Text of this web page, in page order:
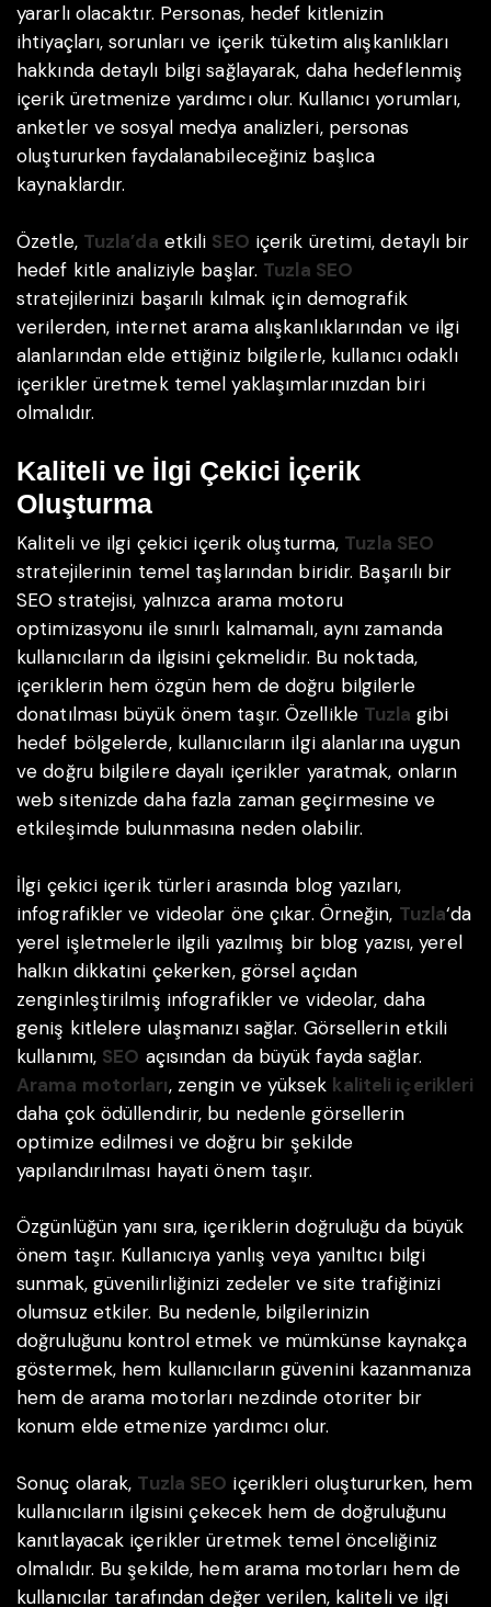
yararlı olacaktır. Personas, hedef kitlenizin
ihtiyaçları, sorunları ve içerik tüketim alışkanlıkları
hakkında detaylı bilgi sağlayarak, daha hedeflenmiş
içerik üretmenize yardımcı olur. Kullanıcı yorumları,
anketler ve sosyal medya analizleri, personas
oluştururken faydalanabileceğiniz başlıca
kaynaklardır.
Özetle, Tuzla’da etkili SEO içerik üretimi, detaylı bir
hedef kitle analiziyle başlar. Tuzla SEO
stratejilerinizi başarılı kılmak için demografik
verilerden, internet arama alışkanlıklarından ve ilgi
alanlarından elde ettiğiniz bilgilerle, kullanıcı odaklı
içerikler üretmek temel yaklaşımlarınızdan biri
olmalıdır.
Kaliteli ve İlgi Çekici İçerik
Oluşturma
Kaliteli ve ilgi çekici içerik oluşturma, Tuzla SEO
stratejilerinin temel taşlarından biridir. Başarılı bir
SEO stratejisi, yalnızca arama motoru
optimizasyonu ile sınırlı kalmamalı, aynı zamanda
kullanıcıların da ilgisini çekmelidir. Bu noktada,
içeriklerin hem özgün hem de doğru bilgilerle
donatılması büyük önem taşır. Özellikle Tuzla gibi
hedef bölgelerde, kullanıcıların ilgi alanlarına uygun
ve doğru bilgilere dayalı içerikler yaratmak, onların
web sitenizde daha fazla zaman geçirmesine ve
etkileşimde bulunmasına neden olabilir.
İlgi çekici içerik türleri arasında blog yazıları,
infografikler ve videolar öne çıkar. Örneğin, Tuzla‘da
yerel işletmelerle ilgili yazılmış bir blog yazısı, yerel
halkın dikkatini çekerken, görsel açıdan
zenginleştirilmiş infografikler ve videolar, daha
geniş kitlelere ulaşmanızı sağlar. Görsellerin etkili
kullanımı, SEO açısından da büyük fayda sağlar.
Arama motorları, zengin ve yüksek kaliteli içerikleri
daha çok ödüllendirir, bu nedenle görsellerin
optimize edilmesi ve doğru bir şekilde
yapılandırılması hayati önem taşır.
Özgünlüğün yanı sıra, içeriklerin doğruluğu da büyük
önem taşır. Kullanıcıya yanlış veya yanıltıcı bilgi
sunmak, güvenilirliğinizi zedeler ve site trafiğinizi
olumsuz etkiler. Bu nedenle, bilgilerinizin
doğruluğunu kontrol etmek ve mümkünse kaynakça
göstermek, hem kullanıcıların güvenini kazanmanıza
hem de arama motorları nezdinde otoriter bir
konum elde etmenize yardımcı olur.
Sonuç olarak, Tuzla SEO içerikleri oluştururken, hem
kullanıcıların ilgisini çekecek hem de doğruluğunu
kanıtlayacak içerikler üretmek temel önceliğiniz
olmalıdır. Bu şekilde, hem arama motorları hem de
kullanıcılar tarafından değer verilen, kaliteli ve ilgi